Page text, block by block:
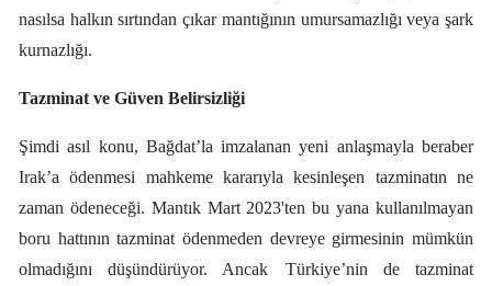
nasılsa halkın sırtından çıkar mantığının umursamazlığı veya şark
kurnazlığı.
Tazminat ve Güven Belirsizliği
Şimdi asıl konu, Bağdat’la imzalanan yeni anlaşmayla beraber
Irak’a ödenmesi mahkeme kararıyla kesinleşen tazminatın ne
zaman ödeneceği. Mantık Mart 2023'ten bu yana kullanılmayan
boru hattının tazminat ödenmeden devreye girmesinin mümkün
olmadığını düşündürüyor. Ancak
Türkiye’nin de tazminat